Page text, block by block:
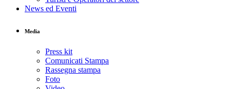
News ed Eventi
Media
Press kit
Comunicati Stampa
Rassegna stampa
Foto